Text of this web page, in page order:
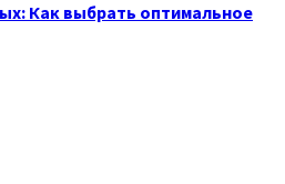
Как выбрать оптимальное